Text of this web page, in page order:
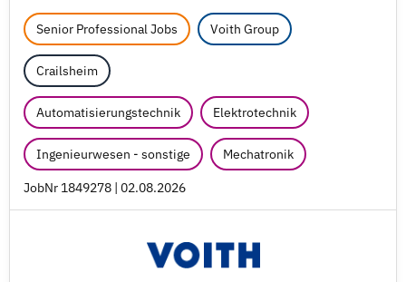
Senior Professional Jobs Voith Group
Crailsheim
Automatisierungstechnik Elektrotechnik
Ingenieurwesen - sonstige Mechatronik
JobNr 1849278 | 02.08.2026